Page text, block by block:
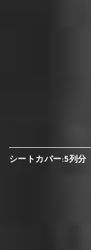
シートカバー:5列分